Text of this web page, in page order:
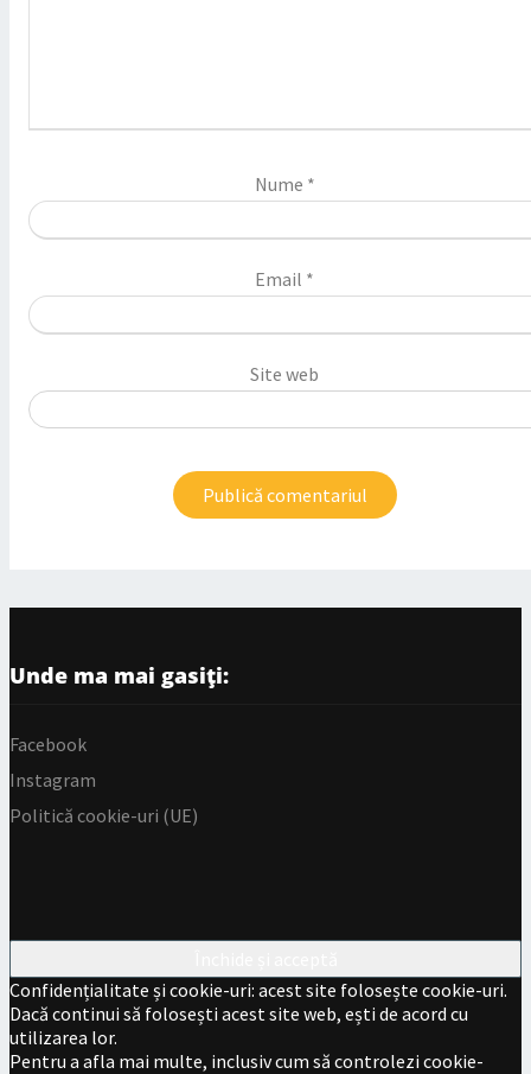
Nume *
Email *
Site web
Unde ma mai gasiți:
Facebook
Instagram
Politică cookie-uri (UE)
Confidențialitate și cookie-uri: acest site folosește cookie-uri.
Dacă continui să folosești acest site web, ești de acord cu
utilizarea lor.
Pentru a afla mai multe, inclusiv cum să controlezi cookie-